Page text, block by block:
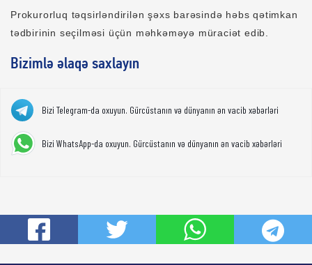
Prokurorluq təqsirləndirilən şəxs barəsində həbs qətimkan
tədbirinin seçilməsi üçün məhkəməyə müraciət edib.
Bizimlə əlaqə saxlayın
Bizi Telegram-da oxuyun. Gürcüstanın və dünyanın ən vacib xəbərləri
Bizi WhatsApp-da oxuyun. Gürcüstanın və dünyanın ən vacib xəbərləri